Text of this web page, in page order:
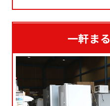
一軒ま